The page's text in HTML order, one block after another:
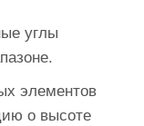
углы
элементов
о высоте